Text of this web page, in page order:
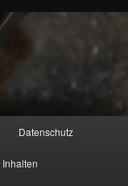
Datenschutz